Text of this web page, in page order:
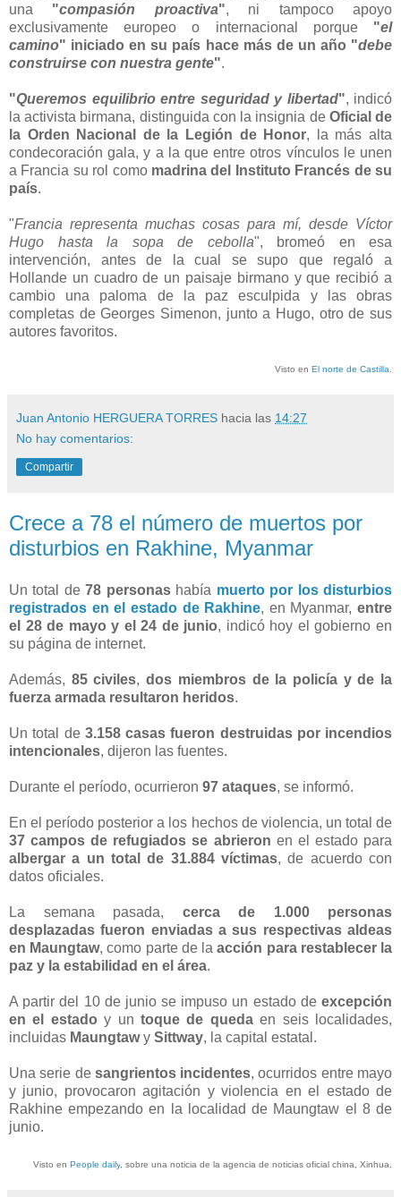
una "compasión proactiva", ni tampoco apoyo
exclusivamente europeo o internacional porque "el
camino" iniciado en su país hace más de un año "debe
construirse con nuestra gente".
"Queremos equilibrio entre seguridad y libertad", indicó
la activista birmana, distinguida con la insignia de Oficial de
la Orden Nacional de la Legión de Honor, la más alta
condecoración gala, y a la que entre otros vínculos le unen
a Francia su rol como madrina del Instituto Francés de su
país.
"Francia representa muchas cosas para mí, desde Víctor
Hugo hasta la sopa de cebolla", bromeó en esa
intervención, antes de la cual se supo que regaló a
Hollande un cuadro de un paisaje birmano y que recibió a
cambio una paloma de la paz esculpida y las obras
completas de Georges Simenon, junto a Hugo, otro de sus
autores favoritos.
Visto en El norte de Castilla
Juan Antonio HERGUERA TORRES hacia las 14:27
No hay comentarios:
Compartir
Crece a 78 el número de muertos por
disturbios en Rakhine, Myanmar
Un total de78 personashabía muerto por los disturbios
registrados en el estado de Rakhine, en Myanmar, entre
el 28 de mayo y el 24 de junio, indicó hoy el gobierno en
su página de internet.
Además, 85 civiles,dos miembros de la policía y de la
fuerza armada resultaron heridos.
Un total de 3.158 casas fueron destruidas por incendios
intencionales, dijeron las fuentes.
Durante el período, ocurrieron 97 ataques, se informó.
En el período posterior a los hechos de violencia, un total de
37 campos de refugiados se abrieron en el estado para
albergar a un total de 31.884 víctimas, de acuerdo con
datos oficiales.
La semana pasada, cerca de 1.000 personas
desplazadas fueron enviadas a sus respectivas aldeas
en Maungtaw, como parte de laacción para restablecer la
paz y la estabilidad en el área.
A partir del 10 de junio se impuso un estado de excepción
en el estado y untoque de quedaen seis localidades,
incluidas Maungtawy Sittway, la capital estatal.
Una serie de sangrientos incidentes, ocurridos entre mayo
y junio, provocaron agitación y violencia en el estado de
Rakhine empezando en la localidad de Maungtaw el 8 de
junio.
Visto en People daily, sobre una noticia de la agencia de noticias oficial china, Xinhua.